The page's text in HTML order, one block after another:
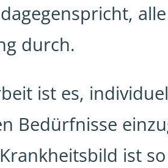
durch.
ist es,
Bedürfnisse
ist